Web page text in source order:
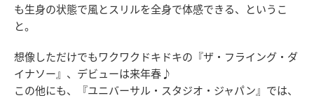
も生身の状態で風とスリルを全身で体感できる、というこ
と。
想像しただけでもワクワクドキドキの『ザ・フライング・ダ
イナソー』、デビューは来年春♪
この他にも、『ユニバーサル・スタジオ・ジャパン』では、